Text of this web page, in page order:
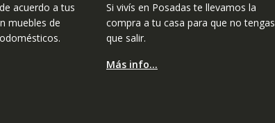
acuerdo a tus
muebles de
Si vivís en Posadas te llevamos la
compra a tu casa para que no tengas
que salir.
Más info…